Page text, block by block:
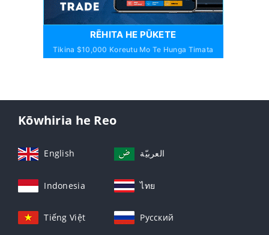
RĒHITA HE PŪKETE
Tikina $10,000 Koreutu Mo Te Hunga Timata
Kōwhiria he Reo
English العربيّة
Indonesia ไทย
Tiếng Việt Русский